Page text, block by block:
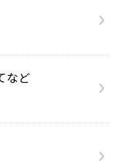
など